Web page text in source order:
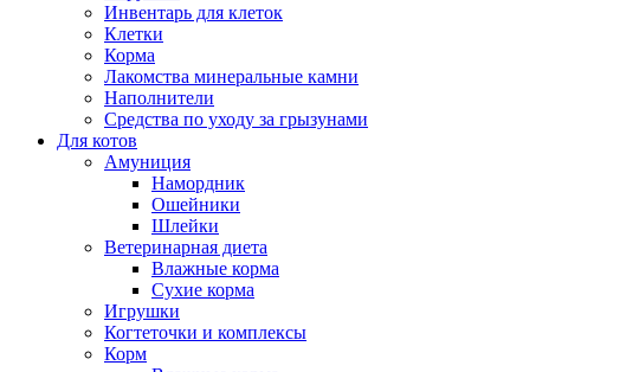
Инвентарь для клеток
Клетки
Корма
Лакомства минеральные камни
Наполнители
Средства по уходу за грызунами
Для котов
Амуниция
Намордник
Ошейники
Шлейки
Ветеринарная диета
Влажные корма
Сухие корма
Игрушки
Когтеточки и комплексы
Корм